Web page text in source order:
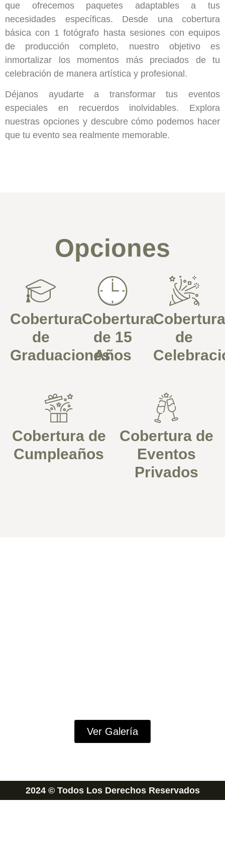
que ofrecemos paquetes adaptables a tus
necesidades específicas. Desde una cobertura
básica con 1 fotógrafo hasta sesiones con equipos
de producción completo, nuestro objetivo es
inmortalizar los momentos más preciados de tu
celebración de manera artística y profesional.
Déjanos ayudarte a transformar tus eventos
especiales en recuerdos inolvidables. Explora
nuestras opciones y descubre cómo podemos hacer
que tu evento sea realmente memorable.
Opciones
Cobertura
de
Graduaciones
Cobertura
de 15
Años
de
Cobertura de
Cumpleaños
Cobertura de
Eventos
Privados
Ver Galería
2024 © Todos Los Derechos Reservados